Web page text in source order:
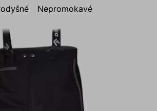
Nepromokavé